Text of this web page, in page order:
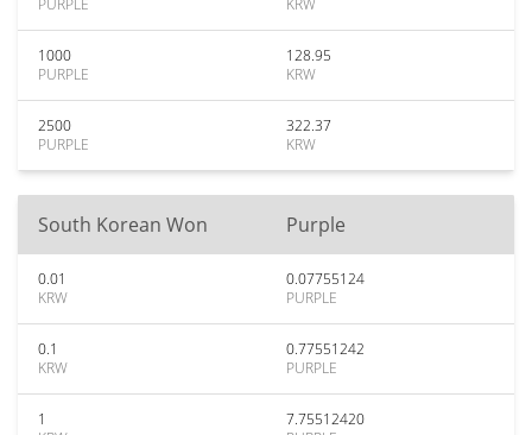
PURPLE
KRW
1000
PURPLE
128.95
KRW
2500
PURPLE
322.37
KRW
South Korean Won Purple
0.01
KRW
0.07755124
PURPLE
0.1
KRW
0.77551242
PURPLE
1
7.75512420